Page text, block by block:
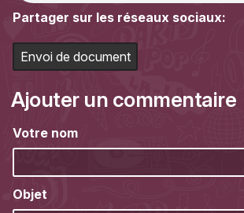
Partager sur les réseaux sociaux:
Envoi de document
Ajouter un commentaire
Votre nom
Objet